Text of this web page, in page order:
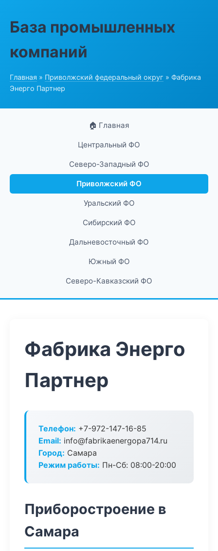
База промышленных
компаний
Главная » Приволжский федеральный округ » Фабрика
Энерго Партнер
🏠 Главная
Центральный ФО
Северо-Западный ФО
Приволжский ФО
Уральский ФО
Сибирский ФО
Дальневосточный ФО
Южный ФО
Северо-Кавказский ФО
Фабрика Энерго
Партнер
Телефон: +7-972-147-16-85
Email: info@fabrikaenergopa714.ru
Город: Самара
Режим работы: Пн-Сб: 08:00-20:00
Приборостроение в
Самара